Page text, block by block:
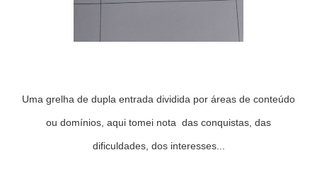
Uma grelha de dupla entrada dividida por áreas de conteúdo
ou domínios, aqui tomei nota das conquistas, das
dificuldades, dos interesses...